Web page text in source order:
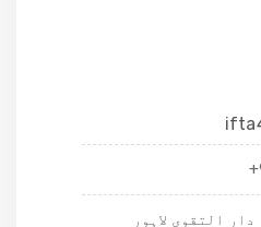
التقوی لاہور